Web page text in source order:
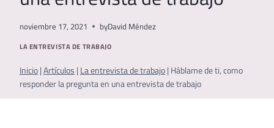
noviembre 17, 2021 byDavid Méndez
LA ENTREVISTA DE TRABAJO
Inicio | Artículos | La entrevista de trabajo | Háblame de ti, como
responder la pregunta en una entrevista de trabajo